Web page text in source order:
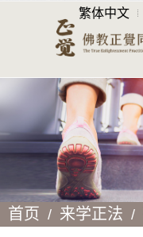
繁体中文
首页 来学正法